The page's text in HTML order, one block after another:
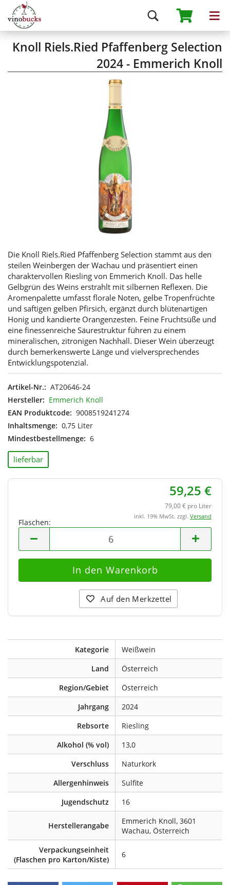
Knoll Riels.Ried Pfaffenberg Selection
2024 - Emmerich Knoll
Die Knoll Riels.Ried Pfaffenberg Selection stammt aus den
steilen Weinbergen der Wachau und präsentiert einen
charaktervollen Riesling von Emmerich Knoll. Das helle
Gelbgrün des Weins erstrahlt mit silbernen Reflexen. Die
Aromenpalette umfasst florale Noten, gelbe Tropenfrüchte
und saftigen gelben Pfirsich, ergänzt durch blütenartigen
Honig und kandierte Orangenzesten. Feine Fruchtsüße und
eine finessenreiche Säurestruktur führen zu einem
mineralischen, zitronigen Nachhall. Dieser Wein überzeugt
durch bemerkenswerte Länge und vielversprechendes
Entwicklungspotenzial.
Artikel-Nr.: AT20646-24
Hersteller: Emmerich Knoll
EAN Produktcode: 9008519241274
Inhaltsmenge: 0,75 Liter
Mindestbestellmenge: 6
lieferbar
59,25 €
79,00 € pro Liter
inkl. 19% MwSt. zzgl. Versand
Flaschen:
Flaschen
Auf den Merkzettel
Kategorie
Weißwein
Land
Österreich
Region/Gebiet
Österreich
Jahrgang
2024
Rebsorte
Riesling
Alkohol (% vol)
13,0
Verschluss
Naturkork
Allergenhinweis
Sulfite
Jugendschutz
16
Herstellerangabe
Emmerich Knoll, 3601
Wachau, Österreich
Verpackungseinheit
(Flaschen pro Karton/Kiste)
6